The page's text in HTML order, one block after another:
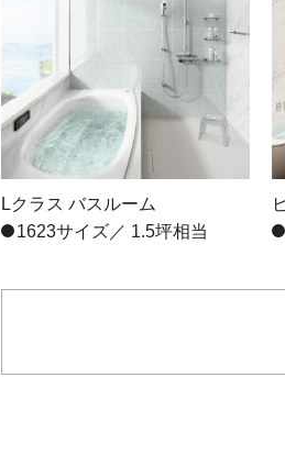
Lクラス バスルーム
1623サイズ／ 1.5坪相当